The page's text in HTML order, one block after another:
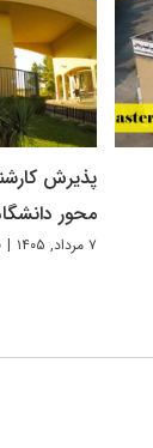
پذیرش
محور دانشگاه
۷ مرداد, ۱۴۰۵ | ۰